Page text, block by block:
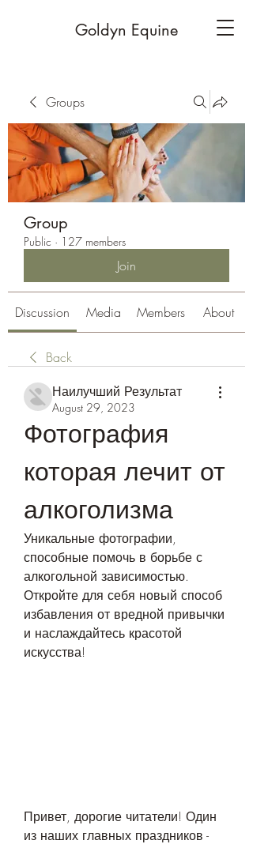
Goldyn Equine
Groups
Group
Public · 127 members
Join
Discussion Media Members About
Back
Наилучший Результат
August 29, 2023
Фотография
которая лечит от
алкоголизма
Уникальные фотографии,
способные помочь в борьбе с
алкогольной зависимостью.
Откройте для себя новый способ
избавления от вредной привычки
и наслаждайтесь красотой
искусства!
Привет, дорогие читатели! Один
из наших главных праздников -